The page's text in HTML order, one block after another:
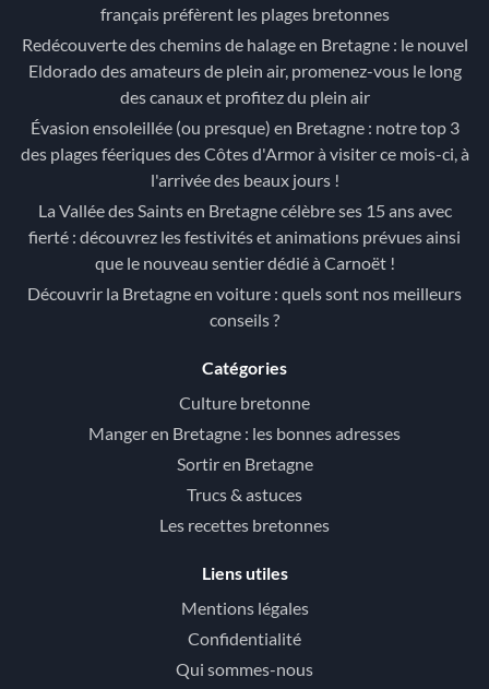
français préfèrent les plages bretonnes
Redécouverte des chemins de halage en Bretagne : le nouvel
Eldorado des amateurs de plein air, promenez-vous le long
des canaux et profitez du plein air
Évasion ensoleillée (ou presque) en Bretagne : notre top 3
des plages féeriques des Côtes d'Armor à visiter ce mois-ci, à
l'arrivée des beaux jours !
La Vallée des Saints en Bretagne célèbre ses 15 ans avec
fierté : découvrez les festivités et animations prévues ainsi
que le nouveau sentier dédié à Carnoët !
Découvrir la Bretagne en voiture : quels sont nos meilleurs
conseils ?
Catégories
Culture bretonne
Manger en Bretagne : les bonnes adresses
Sortir en Bretagne
Trucs & astuces
Les recettes bretonnes
Liens utiles
Mentions légales
Confidentialité
Qui sommes-nous